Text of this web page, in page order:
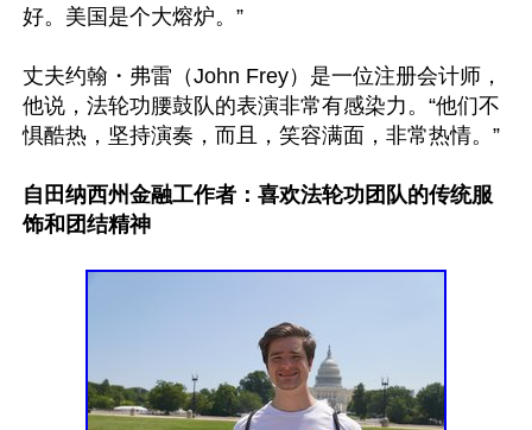
好。美国是个大熔炉。”
丈夫约翰・弗雷（John Frey）是一位注册会计师，
他说，法轮功腰鼓队的表演非常有感染力。“他们不
惧酷热，坚持演奏，而且，笑容满面，非常热情。”
自田纳西州金融工作者：喜欢法轮功团队的传统服
饰和团结精神